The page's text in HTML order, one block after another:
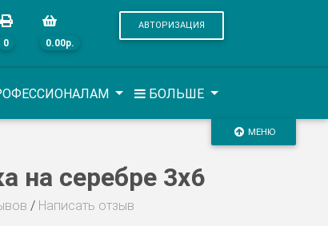
0 0.00р.
АВТОРИЗАЦИЯ
БОЛЬШЕ
МЕНЮ
на серебре 3х6
/ Написать отзыв